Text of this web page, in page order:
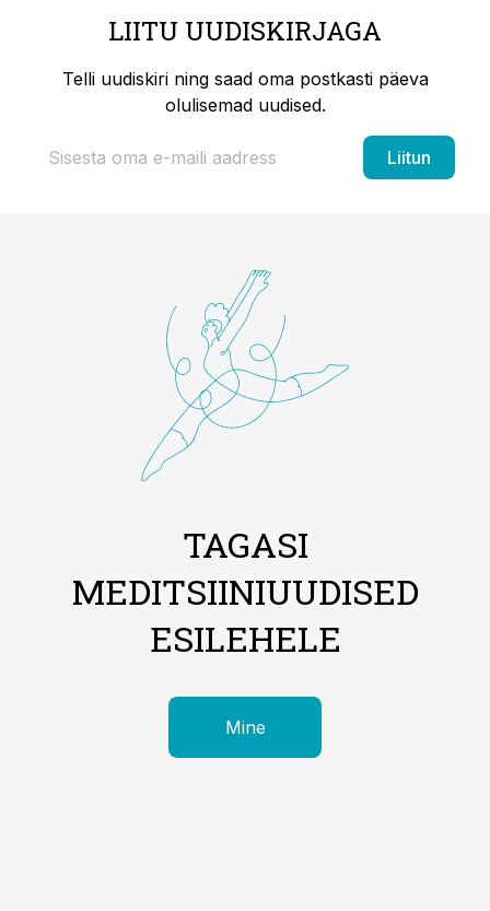
LIITU UUDISKIRJAGA
Telli uudiskiri ning saad oma postkasti päeva
olulisemad uudised.
Liitun
TAGASI
MEDITSIINIUUDISED
ESILEHELE
Mine